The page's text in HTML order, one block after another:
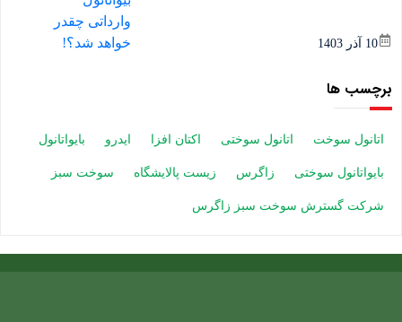
10 آذر 1403
برچسب ها
اتانول سوخت اتانول سوختی اکتان افزا ایدرو بایواتانول
بایواتانول سوختی زاگرس زیست پالایشگاه سوخت سبز
شرکت گسترش سوخت سبز زاگرس